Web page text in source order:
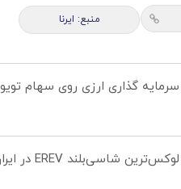
منبع: ایرنا
سرمایه گذاری ارزی روی سهام
لوکس‌ترین شاسی‌بلند EREV در ایران، توسط نیکا موتور رونمایی شد!